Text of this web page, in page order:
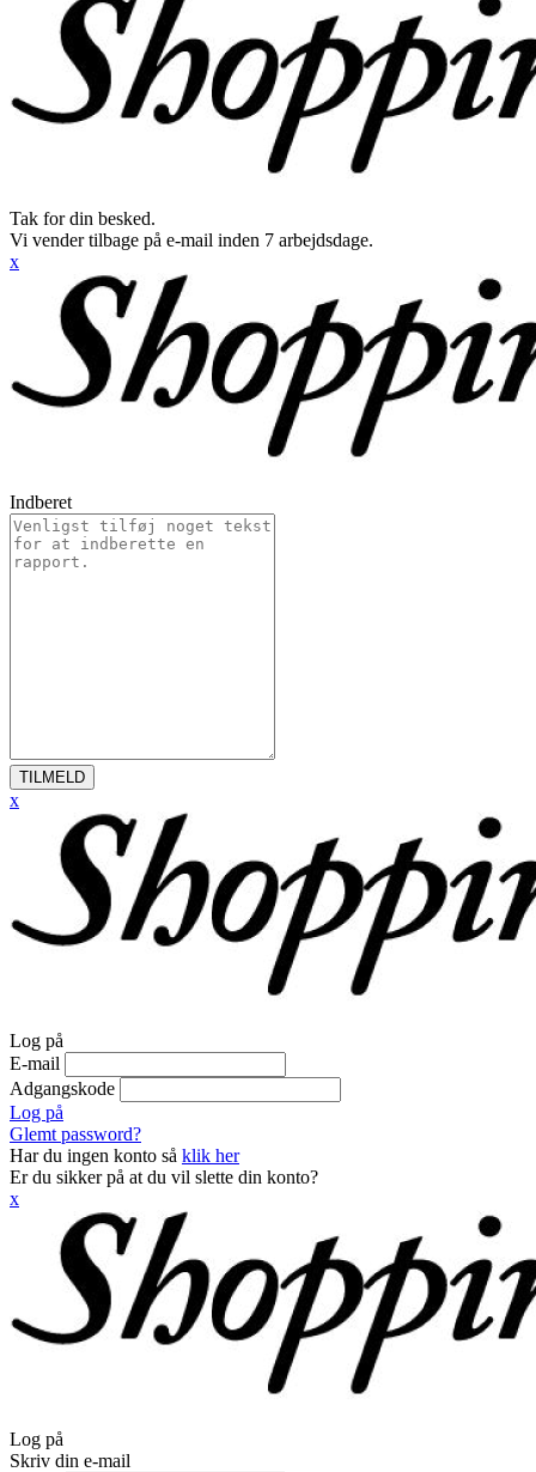
Tak for din besked.
Vi vender tilbage på e-mail inden 7 arbejdsdage.
x
Indberet
TILMELD
x
Log på
E-mail
Adgangskode
Log på
Glemt password?
Har du ingen konto så klik her
Er du sikker på at du vil slette din konto?
x
Log på
Skriv din e-mail